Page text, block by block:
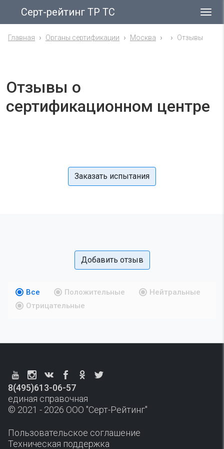
Серт-рейтинг ТР ТС
Главная Органы сертификации Москва Отзывы
Отзывы о
сертификационном центре
Заказать испытания
Добавить отзыв
Все Положительные
Нейтральные
Отрицательные
8(495)613-06-57
единая справочная
© 2021 - 2026 ООО "Серт-Рейтинг"
Пользовательское соглашение
Техническая поддержка